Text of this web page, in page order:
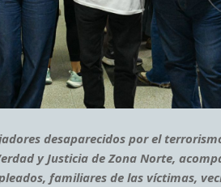
desaparecidos por el
y Justicia de Zona Norte,
familiares de las víctimas,